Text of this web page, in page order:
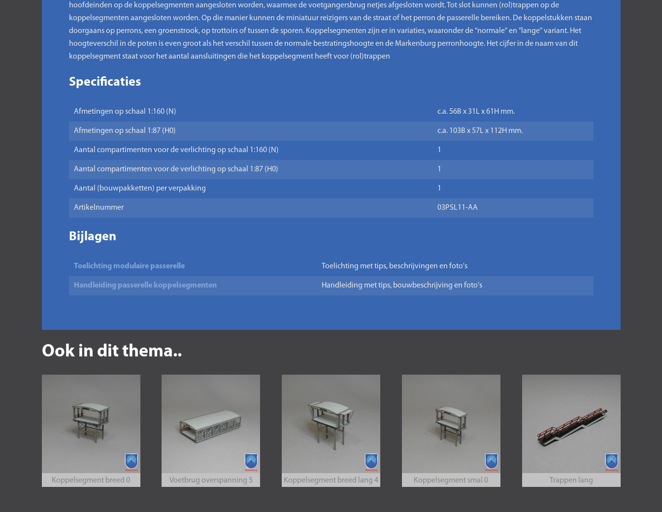
hoofdeinden op de koppelsegmenten aangesloten worden, waarmee de voetgangersbrug netjes afgesloten wordt. Tot slot kunnen (rol)trappen op de
koppelsegmenten aangesloten worden. Op die manier kunnen de miniatuur reizigers van de straat of het perron de passerelle bereiken. De koppelstukken staan
doorgaans op perrons, een groenstrook, op trottoirs of tussen de sporen. Koppelsegmenten zijn er in variaties, waaronder de "normale" en "lange" variant. Het
hoogteverschil in de poten is even groot als het verschil tussen de normale bestratingshoogte en de Markenburg perronhoogte. Het cijfer in de naam van dit
koppelsegment staat voor het aantal aansluitingen die het koppelsegment heeft voor (rol)trappen
Specificaties
Afmetingen op schaal 1:160 (N) c.a. 56B x 31L x 61H mm.
Afmetingen op schaal 1:87 (H0) c.a. 103B x 57L x 112H mm.
Aantal compartimenten voor de verlichting op schaal 1:160 (N) 1
Aantal compartimenten voor de verlichting op schaal 1:87 (H0) 1
Aantal (bouwpakketten) per verpakking 1
Artikelnummer 03PSL11-AA
Bijlagen
Toelichting modulaire passerelle Toelichting met tips, beschrijvingen en foto's
Handleiding passerelle koppelsegmenten Handleiding met tips, bouwbeschrijving en foto's
Ook in dit thema..
Koppelsegment breed 0 Voetbrug overspanning 5 Koppelsegment breed lang 4 Koppelsegment smal 0 Trappen lang